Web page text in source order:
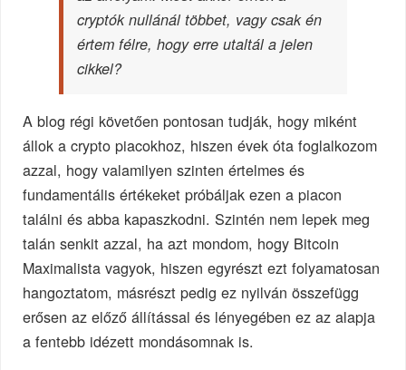
cryptók nullánál többet, vagy csak én
értem félre, hogy erre utaltál a jelen
cikkel?
A blog régi követően pontosan tudják, hogy miként
állok a crypto piacokhoz, hiszen évek óta foglalkozom
azzal, hogy valamilyen szinten értelmes és
fundamentális értékeket próbáljak ezen a piacon
találni és abba kapaszkodni. Szintén nem lepek meg
talán senkit azzal, ha azt mondom, hogy Bitcoin
Maximalista vagyok, hiszen egyrészt ezt folyamatosan
hangoztatom, másrészt pedig ez nyilván összefügg
erősen az előző állítással és lényegében ez az alapja
a fentebb idézett mondásomnak is.